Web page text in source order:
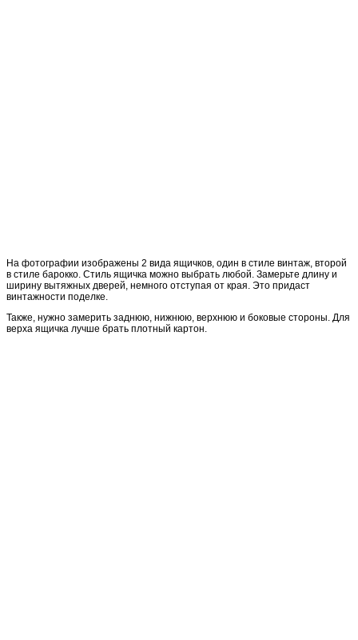
На фотографии изображены 2 вида ящичков, один в стиле винтаж, второй
в стиле барокко. Стиль ящичка можно выбрать любой. Замерьте длину и
ширину вытяжных дверей, немного отступая от края. Это придаст
винтажности поделке.
Также, нужно замерить заднюю, нижнюю, верхнюю и боковые стороны. Для
верха ящичка лучше брать плотный картон.